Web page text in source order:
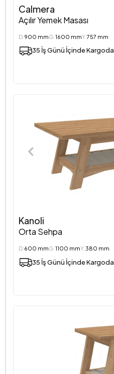
Calmera
Açılır Yemek Masası
D:900 mmG:1600 mmY:757 mm
35 İş Günü İçinde Kargoda
Kanoli
Orta Sehpa
D:600 mmG:1100 mmY:380 mm
35 İş Günü İçinde Kargoda